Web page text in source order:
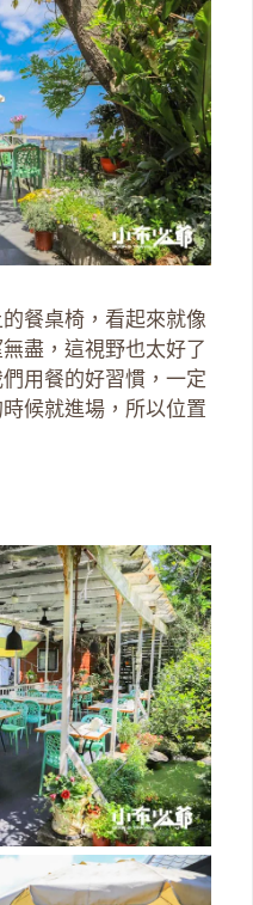
餐桌椅，看起來就像
盡，這視野也太好了
餐的好習慣，一定
候就進場，所以位置